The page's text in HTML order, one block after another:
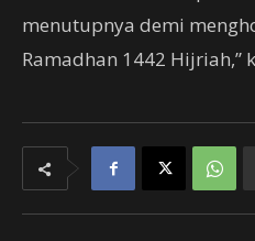
menutupnya demi
Ramadhan 1442 Hijriah,”